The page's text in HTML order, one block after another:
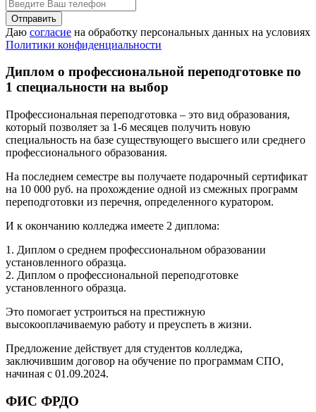
Даю согласие на обработку персональных данных на условиях
Политики конфиденциальности
Диплом о профессиональной переподготовке по
1 специальности на выбор
Профессиональная переподготовка – это вид образования,
который позволяет за 1-6 месяцев получить новую
специальность на базе существующего высшего или среднего
профессионального образования.
На последнем семестре вы получаете подарочный сертификат
на 10 000 руб. на прохождение одной из смежных программ
переподготовки из перечня, определенного куратором.
И к окончанию колледжа имеете 2 диплома:
1. Диплом о среднем профессиональном образовании
установленного образца.
2. Диплом о профессиональной переподготовке
установленного образца.
Это помогает устроиться на престижную
высокооплачиваемую работу и преуспеть в жизни.
Предложение действует для студентов колледжа,
заключившим договор на обучение по программам СПО,
начиная с 01.09.2024.
ФИС ФРДО